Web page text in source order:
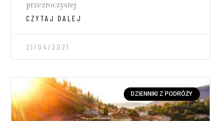
przezroczystej
CZYTAJ DALEJ
21/04/2021
DZIENNIKI Z PODRÓŻY